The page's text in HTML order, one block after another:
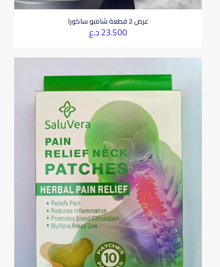
عرض 2 قطعة شامبو ساكورا
23.500د.ع